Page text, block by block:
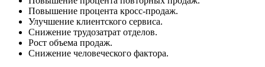
Повышение процента кросс-продаж.
Улучшение клиентского сервиса.
Снижение трудозатрат отделов.
Рост объема продаж.
Снижение человеческого фактора.